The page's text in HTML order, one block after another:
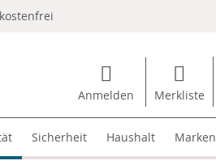
Anmelden Merkliste
Sicherheit Haushalt Marken